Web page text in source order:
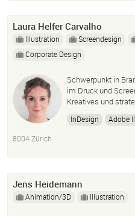
Laura Helfer Carvalho
Illustration Screendesign
Corporate Design
Schwerpunkt in
im Druck und
Kreatives und
InDesign Adobe
8004 Zürich
Jens Heidemann
Animation/3D Illustration